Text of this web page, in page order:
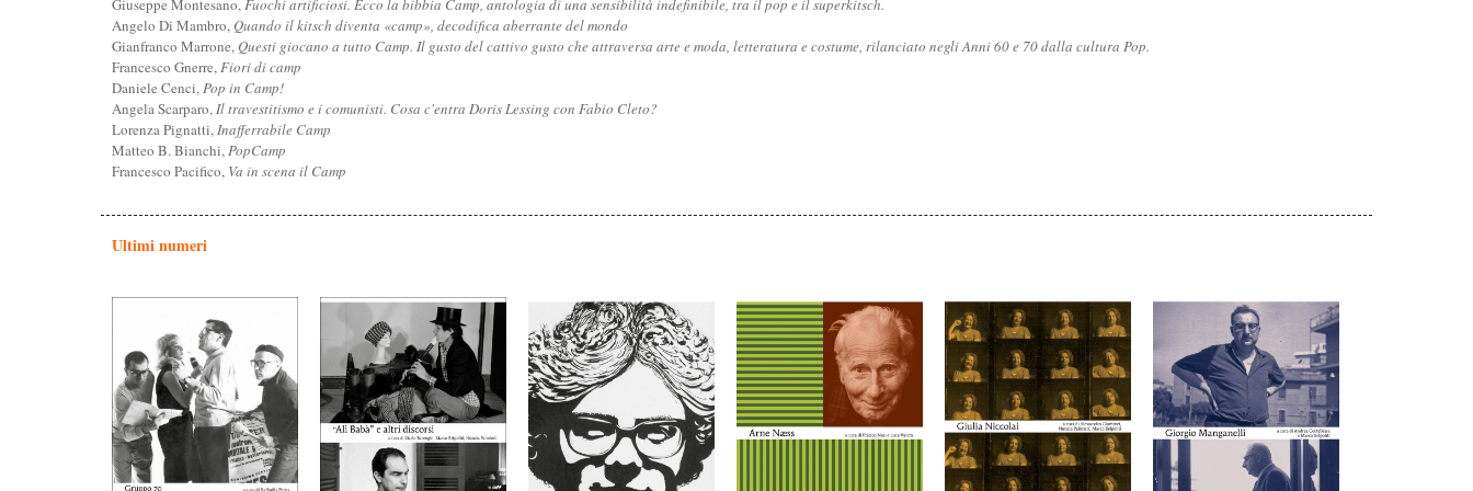
Giuseppe Montesano,Fuochi artificiosi. Ecco la bibbia Camp, antologia di una sensibilità indefinibile, tra il pop e il superkitsch.
Angelo Di Mambro,Quando il kitsch diventa «camp», decodifica aberrante del mondo
Gianfranco Marrone,Questi giocano a tutto Camp. Il gusto del cattivo gusto che attraversa arte e moda, letteratura e costume, rilanciato negli Anni 60 e 70 dalla cultura Pop.
Francesco Gnerre,Fiori di camp
Daniele Cenci,Pop in Camp!
Angela Scarparo,Il travestitismo e i comunisti. Cosa c'entra Doris Lessing con Fabio Cleto?
Lorenza Pignatti,Inafferrabile Camp
Matteo B. Bianchi,PopCamp
Francesco Pacifico, Va in scena il Camp
Ultimi numeri